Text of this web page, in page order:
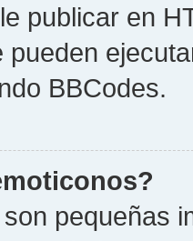
publicar en
pueden
BBCodes.
pequeñas